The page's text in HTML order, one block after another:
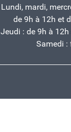
Lundi, mardi,
de 9h à 12h et
Jeudi : de 9h à
Samedi :